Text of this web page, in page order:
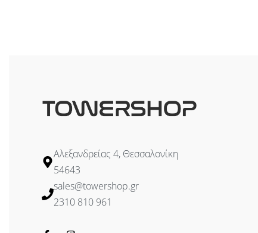
Cross-pol Isolation : 20 dB Minimum
Max. VSWR : 1.8:1
Polarization : Dual Linear
Enclosure : Outdoor UV Stabilized Plastic
LEDs : (1) Power
Mounting : Pole-Mount (Kit Included)
Αλεξανδρείας 4, Θεσσαλονίκη
54643
sales@towershop.gr
2310 810 961